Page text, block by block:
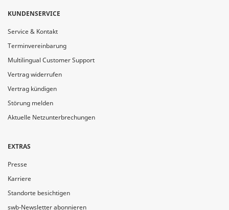
KUNDENSERVICE
Service & Kontakt
Terminvereinbarung
Multilingual Customer Support
Vertrag widerrufen
Vertrag kündigen
Störung melden
Aktuelle Netzunterbrechungen
EXTRAS
Presse
Karriere
Standorte besichtigen
swb-Newsletter abonnieren